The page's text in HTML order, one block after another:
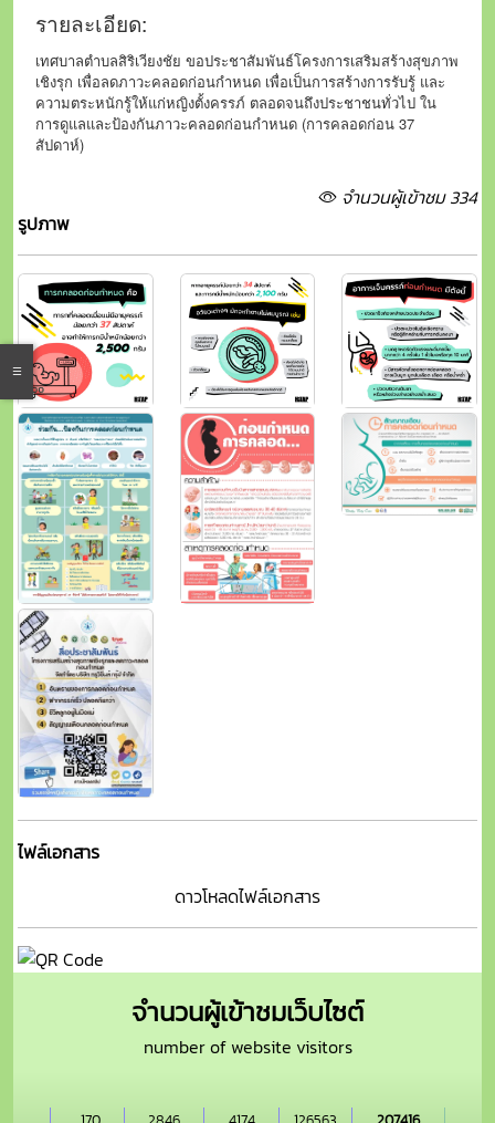
รายละเอียด:
เทศบาลตำบลสิริเวียงชัย ขอประชาสัมพันธ์โครงการเสริมสร้างสุขภาพ
เชิงรุก เพื่อลดภาวะคลอดก่อนกำหนด เพื่อเป็นการสร้างการรับรู้ และ
ความตระหนักรู้ให้แก่หญิงตั้งครรภ์ ตลอดจนถึงประชาชนทั่วไป ใน
การดูแลและป้องกันภาวะคลอดก่อนกำหนด (การคลอดก่อน 37
สัปดาห์)
จำนวนผู้เข้าชม 334
รูปภาพ
ไฟล์เอกสาร
ดาวโหลดไฟล์เอกสาร
จำนวนผู้เข้าชมเว็บไซต์
number of website visitors